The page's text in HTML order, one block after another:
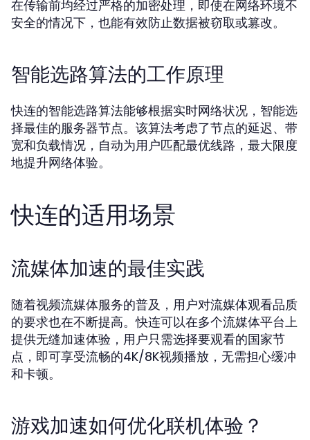
在传输前均经过严格的加密处理，即使在网络环境不
安全的情况下，也能有效防止数据被窃取或篡改。
智能选路算法的工作原理
快连的智能选路算法能够根据实时网络状况，智能选
择最佳的服务器节点。该算法考虑了节点的延迟、带
宽和负载情况，自动为用户匹配最优线路，最大限度
地提升网络体验。
快连的适用场景
流媒体加速的最佳实践
随着视频流媒体服务的普及，用户对流媒体观看品质
的要求也在不断提高。快连可以在多个流媒体平台上
提供无缝加速体验，用户只需选择要观看的国家节
点，即可享受流畅的4K/8K视频播放，无需担心缓冲
和卡顿。
游戏加速如何优化联机体验？